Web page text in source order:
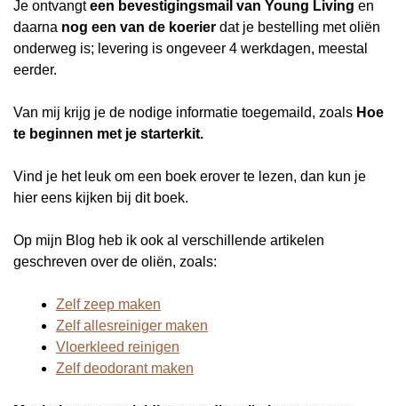
Je ontvangteen bevestigingsmail van Young Living en
daarna nog een van de koerier dat je bestelling met oliën
onderweg is; levering is ongeveer 4 werkdagen, meestal
eerder.
Van mij krijg je de nodige informatie toegemaild, zoals Hoe
te beginnen met je starterkit.
Vind je het leuk om een boek erover te lezen, dan kun je
hier eens kijken bij dit boek.
Op mijn Blog heb ik ook al verschillende artikelen
geschreven over de oliën, zoals:
Zelf zeep maken
Zelf allesreiniger maken
Vloerkleed reinigen
Zelf deodorant maken